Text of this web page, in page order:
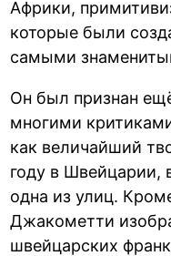
Африки,
которые были
самыми
Он был признан
многими
как величайший
году в Швейцарии,
одна из улиц.
Джакометти
швейцарских